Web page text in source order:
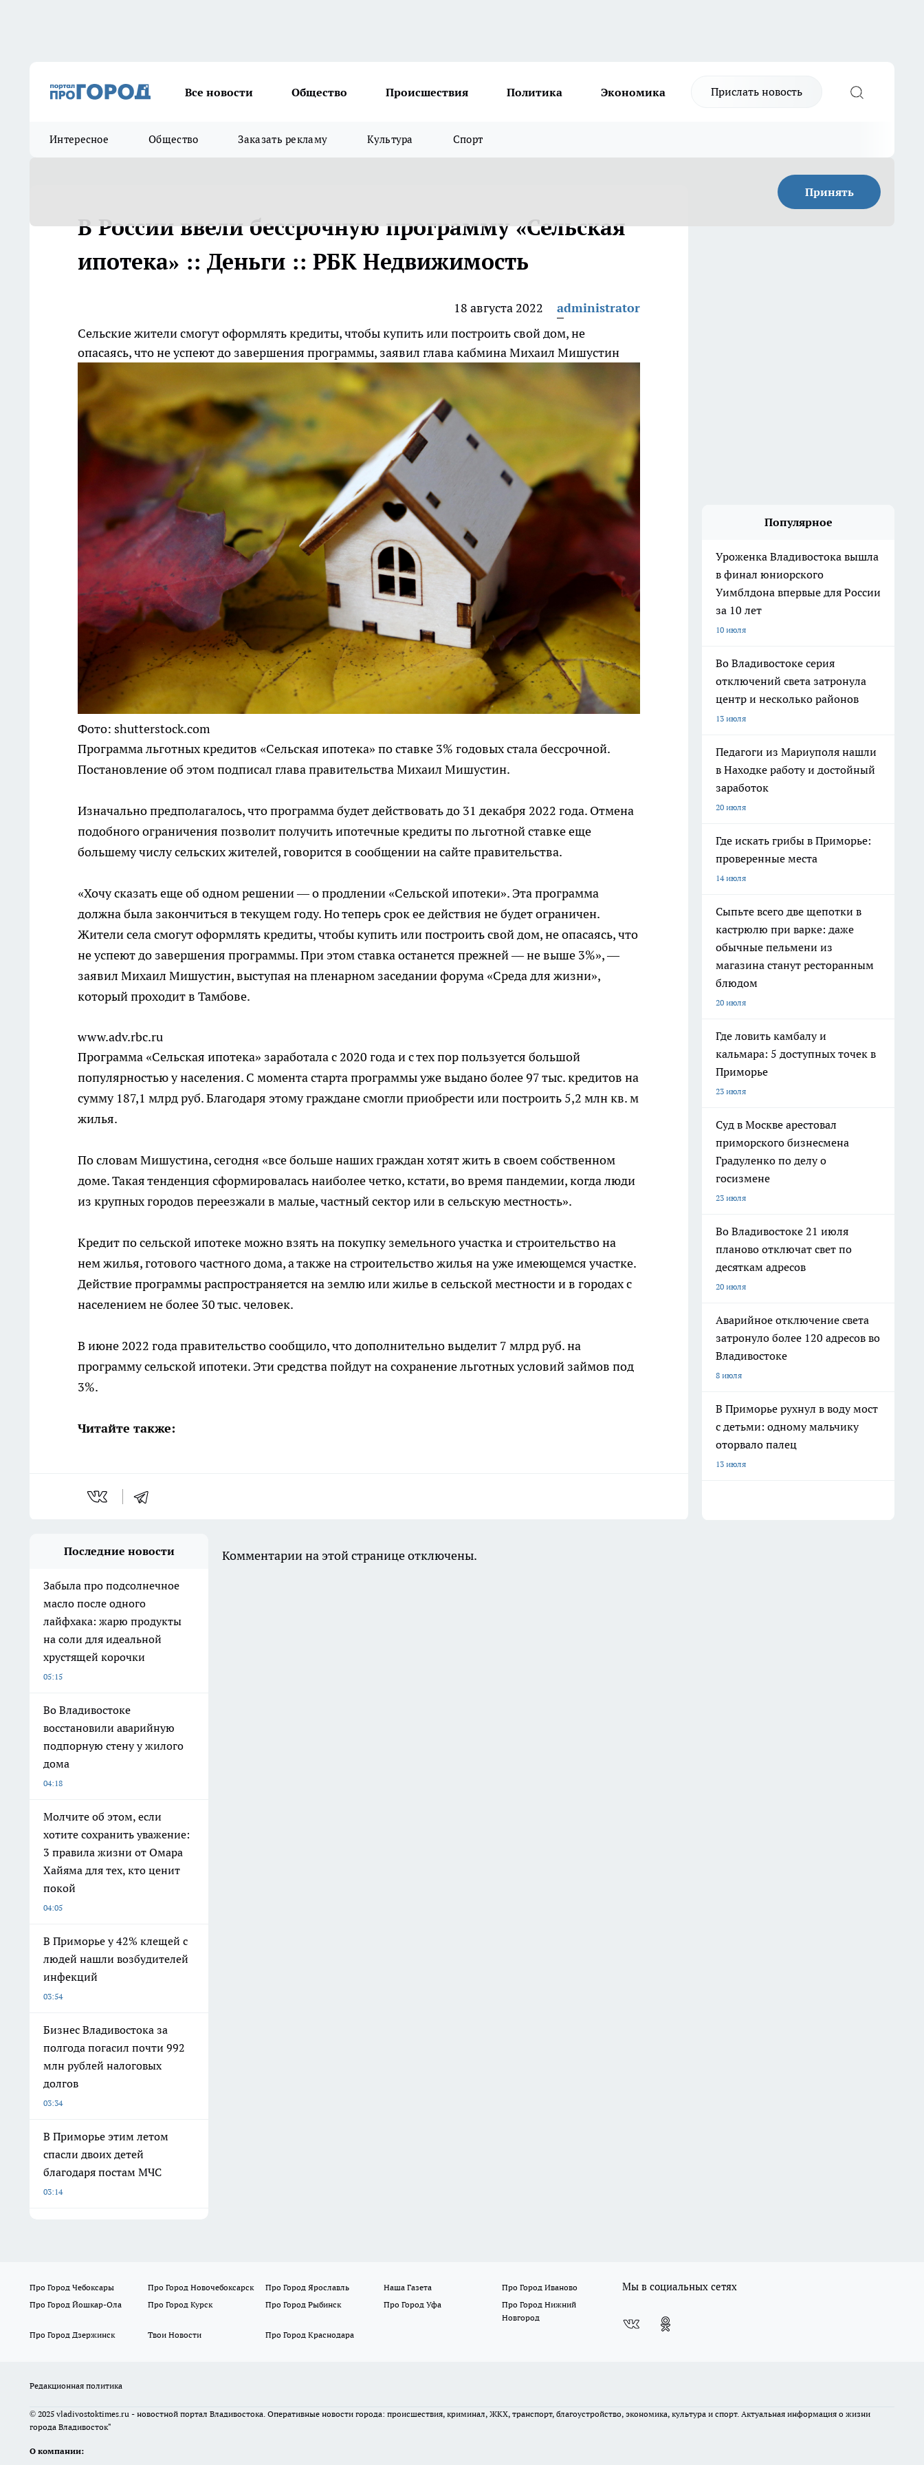
Все новости Общество Происшествия Политика Экономика Прислать новость
Интересное Общество Заказать рекламу Культура Спорт
Принять
В России ввели бессрочную программу «Сельская
ипотека» :: Деньги :: РБК Недвижимость
18 августа 2022
administrator
Сельские жители смогут оформлять кредиты, чтобы купить или построить свой дом, не
опасаясь, что не успеют до завершения программы, заявил глава кабмина Михаил Мишустин
Фото: shutterstock.com
Программа льготных кредитов «Сельская ипотека» по ставке 3% годовых стала бессрочной.
Постановление об этом подписал глава правительства Михаил Мишустин.
Изначально предполагалось, что программа будет действовать до 31 декабря 2022 года. Отмена
подобного ограничения позволит получить ипотечные кредиты по льготной ставке еще
большему числу сельских жителей, говорится в сообщении на сайте правительства.
«Хочу сказать еще об одном решении — о продлении «Сельской ипотеки». Эта программа
должна была закончиться в текущем году. Но теперь срок ее действия не будет ограничен.
Жители села смогут оформлять кредиты, чтобы купить или построить свой дом, не опасаясь, что
не успеют до завершения программы. При этом ставка останется прежней — не выше 3%», —
заявил Михаил Мишустин, выступая на пленарном заседании форума «Среда для жизни»,
который проходит в Тамбове.
www.adv.rbc.ru
Программа «Сельская ипотека» заработала с 2020 года и с тех пор пользуется большой
популярностью у населения. С момента старта программы уже выдано более 97 тыс. кредитов на
сумму 187,1 млрд руб. Благодаря этому граждане смогли приобрести или построить 5,2 млн кв. м
жилья.
По словам Мишустина, сегодня «все больше наших граждан хотят жить в своем собственном
доме. Такая тенденция сформировалась наиболее четко, кстати, во время пандемии, когда люди
из крупных городов переезжали в малые, частный сектор или в сельскую местность».
Кредит по сельской ипотеке можно взять на покупку земельного участка и строительство на
нем жилья, готового частного дома, а также на строительство жилья на уже имеющемся участке.
Действие программы распространяется на землю или жилье в сельской местности и в городах с
населением не более 30 тыс. человек.
В июне 2022 года правительство сообщило, что дополнительно выделит 7 млрд руб. на
программу сельской ипотеки. Эти средства пойдут на сохранение льготных условий займов под
3%.
Читайте также:
Популярное
Уроженка Владивостока вышла
в финал юниорского
Уимблдона впервые для России
за 10 лет
10 июля
Во Владивостоке серия
отключений света затронула
центр и несколько районов
13 июля
Педагоги из Мариуполя нашли
в Находке работу и достойный
заработок
20 июля
Где искать грибы в Приморье:
проверенные места
14 июля
Сыпьте всего две щепотки в
кастрюлю при варке: даже
обычные пельмени из
магазина станут ресторанным
блюдом
20 июля
Где ловить камбалу и
кальмара: 5 доступных точек в
Приморье
23 июля
Суд в Москве арестовал
приморского бизнесмена
Градуленко по делу о
госизмене
23 июля
Во Владивостоке 21 июля
планово отключат свет по
десяткам адресов
20 июля
Аварийное отключение света
затронуло более 120 адресов во
Владивостоке
8 июля
В Приморье рухнул в воду мост
с детьми: одному мальчику
оторвало палец
13 июля
Последние новости
Забыла про подсолнечное
масло после одного
лайфхака: жарю продукты
на соли для идеальной
хрустящей корочки
05:15
Во Владивостоке
восстановили аварийную
подпорную стену у жилого
дома
04:18
Молчите об этом, если
хотите сохранить уважение:
3 правила жизни от Омара
Хайяма для тех, кто ценит
покой
04:05
В Приморье у 42% клещей с
людей нашли возбудителей
инфекций
03:54
Бизнес Владивостока за
полгода погасил почти 992
млн рублей налоговых
долгов
03:34
В Приморье этим летом
спасли двоих детей
благодаря постам МЧС
03:14
Комментарии на этой странице отключены.
Про Город Чебоксары Про Город Новочебоксарск Про Город Ярославль Наша Газета
Про Город Иваново
Про Город Йошкар-Ола
Про Город Курск Про Город Рыбинск Про Город Уфа
Про Город Нижний
Новгород
Про Город Дзержинск
Твои Новости Про Город Краснодара
Мы в социальных сетях
Редакционная политика
© 2025 vladivostoktimes.ru - новостной портал Владивостока. Оперативные новости города: происшествия, криминал, ЖКХ, транспорт, благоустройство, экономика, культура и спорт. Актуальная информация о жизни
города Владивосток"
О компании: